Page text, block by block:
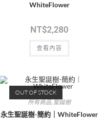
WhiteFlower
NT$2,280
查看內容
OUT OF STOCK
所有商品, 聖誕樹
永生聖誕樹-簡約｜WhiteFlower